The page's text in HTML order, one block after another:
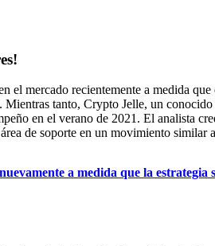
el mercado recientemente a medida
tanto, Crypto Jelle, un
en el verano de 2021. El analista
de soporte en un movimiento similar
a medida que la